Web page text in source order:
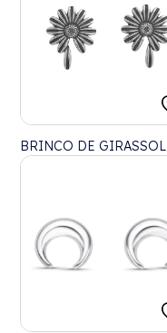
BRINCO DE GIRASSOL